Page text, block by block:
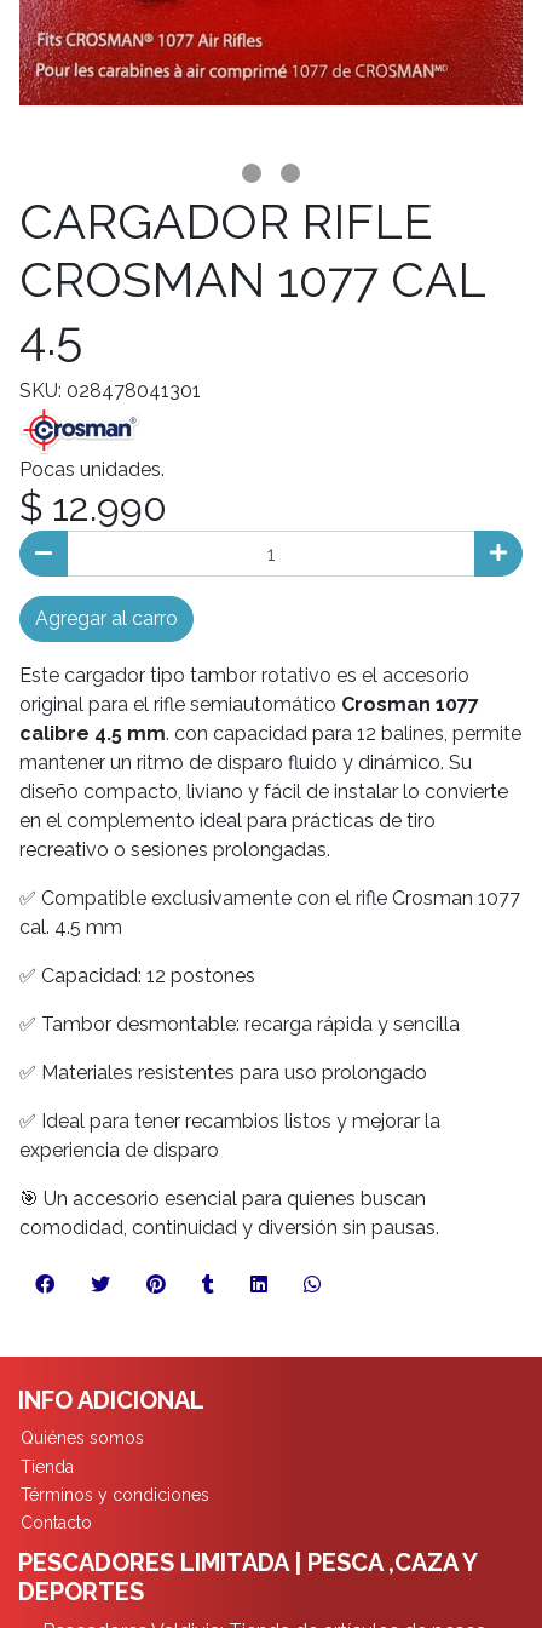
CARGADOR RIFLE
CROSMAN 1077 CAL
4.5
SKU: 028478041301
Pocas unidades.
$ 12.990
Agregar al carro
Este cargador tipo tambor rotativo es el accesorio
original para el rifle semiautomático Crosman 1077
calibre 4.5 mm. con capacidad para 12 balines, permite
mantener un ritmo de disparo fluido y dinámico. Su
diseño compacto, liviano y fácil de instalar lo convierte
en el complemento ideal para prácticas de tiro
recreativo o sesiones prolongadas.
✅ Compatible exclusivamente con el rifle Crosman 1077
cal. 4.5 mm
✅ Capacidad: 12 postones
✅ Tambor desmontable: recarga rápida y sencilla
✅ Materiales resistentes para uso prolongado
✅ Ideal para tener recambios listos y mejorar la
experiencia de disparo
🎯 Un accesorio esencial para quienes buscan
comodidad, continuidad y diversión sin pausas.
INFO ADICIONAL
Quiénes somos
Tienda
Términos y condiciones
Contacto
PESCADORES LIMITADA | PESCA ,CAZA Y
DEPORTES